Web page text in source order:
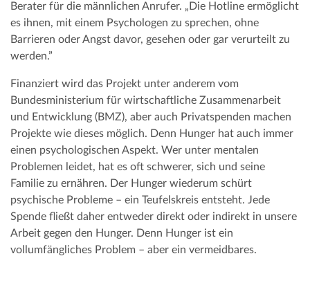
Berater für die männlichen Anrufer. „Die Hotline ermöglicht
es ihnen, mit einem Psychologen zu sprechen, ohne
Barrieren oder Angst davor, gesehen oder gar verurteilt zu
werden.”
Finanziert wird das Projekt unter anderem vom
Bundesministerium für wirtschaftliche Zusammenarbeit
und Entwicklung (BMZ), aber auch Privatspenden machen
Projekte wie dieses möglich. Denn Hunger hat auch immer
einen psychologischen Aspekt. Wer unter mentalen
Problemen leidet, hat es oft schwerer, sich und seine
Familie zu ernähren. Der Hunger wiederum schürt
psychische Probleme – ein Teufelskreis entsteht. Jede
Spende fließt daher entweder direkt oder indirekt in unsere
Arbeit gegen den Hunger. Denn Hunger ist ein
vollumfängliches Problem – aber ein vermeidbares.